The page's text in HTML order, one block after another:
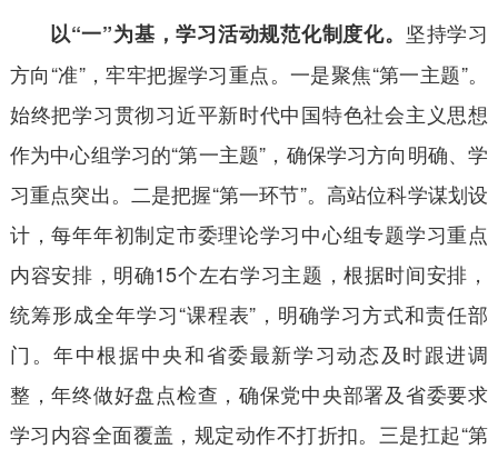
以“一”为基，学习活动规范化制度化。 坚持学习
方向“准”，牢牢把握学习重点。一是聚焦“第一主题”。
始终把学习贯彻习近平新时代中国特色社会主义思想
作为中心组学习的“第一主题”，确保学习方向明确、学
习重点突出。二是把握“第一环节”。高站位科学谋划设
计，每年年初制定市委理论学习中心组专题学习重点
内容安排，明确15个左右学习主题，根据时间安排，
统筹形成全年学习“课程表”，明确学习方式和责任部
门。年中根据中央和省委最新学习动态及时跟进调
整，年终做好盘点检查，确保党中央部署及省委要求
学习内容全面覆盖，规定动作不打折扣。三是扛起“第